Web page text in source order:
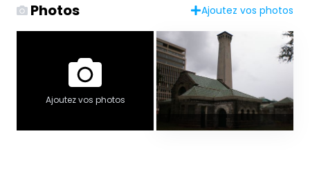
Photos Ajoutez vos photos
Ajoutez vos photos